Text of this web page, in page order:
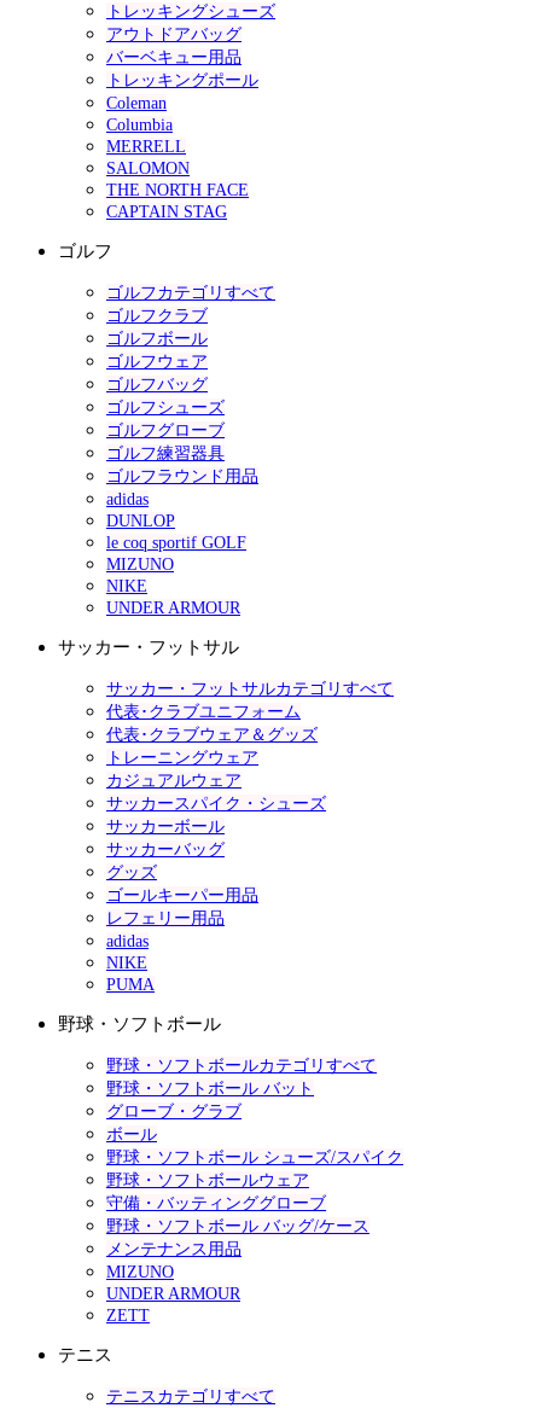
トレッキングシューズ
アウトドアバッグ
バーベキュー用品
トレッキングポール
Coleman
Columbia
MERRELL
SALOMON
THE NORTH FACE
CAPTAIN STAG
ゴルフ
ゴルフカテゴリすべて
ゴルフクラブ
ゴルフボール
ゴルフウェア
ゴルフバッグ
ゴルフシューズ
ゴルフグローブ
ゴルフ練習器具
ゴルフラウンド用品
adidas
DUNLOP
le coq sportif GOLF
MIZUNO
NIKE
UNDER ARMOUR
サッカー・フットサル
サッカー・フットサルカテゴリすべて
代表･クラブユニフォーム
代表･クラブウェア＆グッズ
トレーニングウェア
カジュアルウェア
サッカースパイク・シューズ
サッカーボール
サッカーバッグ
グッズ
ゴールキーパー用品
レフェリー用品
adidas
NIKE
PUMA
野球・ソフトボール
野球・ソフトボールカテゴリすべて
野球・ソフトボール バット
グローブ・グラブ
ボール
野球・ソフトボール シューズ/スパイク
野球・ソフトボールウェア
守備・バッティンググローブ
野球・ソフトボール バッグ/ケース
メンテナンス用品
MIZUNO
UNDER ARMOUR
ZETT
テニス
テニスカテゴリすべて